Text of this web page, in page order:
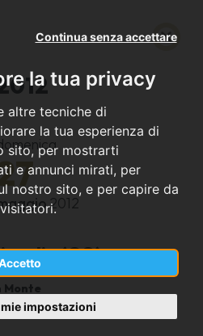
la tua privacy
altre tecniche di
la tua esperienza di
sito, per mostrarti
e annunci mirati, per
nostro sito, e per capire da
Continua senza accettare
impostazioni
2012
(GO)
Monte